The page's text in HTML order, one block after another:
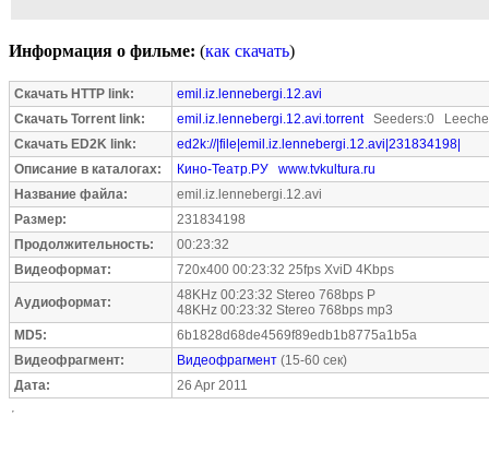
Информация о фильме: (как скачать)
Скачать HTTP link:
emil.iz.lennebergi.12.avi
Скачать Torrent link:
emil.iz.lennebergi.12.avi.torrentSeeders:0
Скачать ED2K link:
ed2k://|file|emil.iz.lennebergi.12.avi|231834198|
Описание в каталогах:
Кино-Театр.РУ
www.tvkultura.ru
Название файла:
emil.iz.lennebergi.12.avi
Размер:
231834198
Продолжительность:
00:23:32
Видеоформат:
720x400 00:23:32 25fps XviD 4Kbps
Аудиоформат:
48KHz 00:23:32 Stereo 768bps P
48KHz 00:23:32 Stereo 768bps mp3
MD5:
6b1828d68de4569f89edb1b8775a1b5a
Видеофрагмент:
Видеофрагмент (15-60 сек)
Дата:
26 Apr 2011